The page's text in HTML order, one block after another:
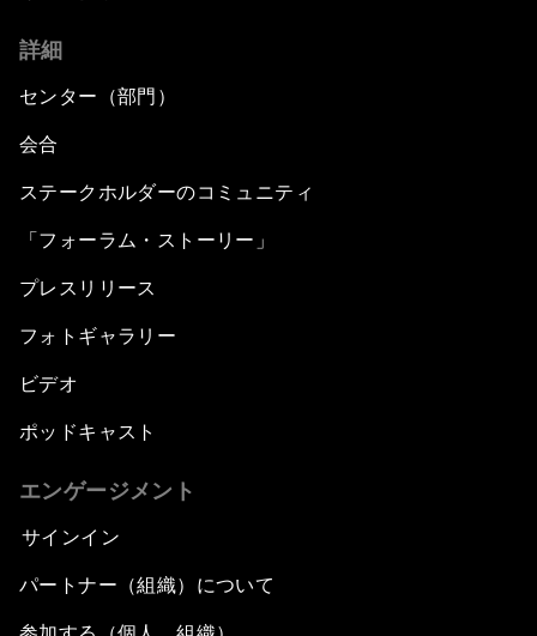
詳細
センター（部門）
会合
ステークホルダーのコミュニティ
「フォーラム・ストーリー」
プレスリリース
フォトギャラリー
ビデオ
ポッドキャスト
エンゲージメント
サインイン
パートナー（組織）について